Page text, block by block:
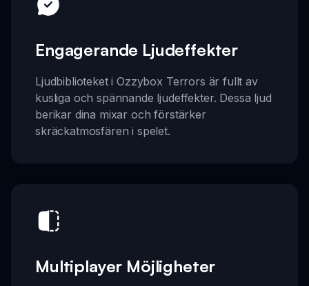
Engagerande Ljudeffekter
Ljudbiblioteket i Ozzybox Terrors är fullt av
kusliga och spännande ljudeffekter. Dessa ljud
berikar dina mixar och förstärker
skräckatmosfären i spelet.
Multiplayer Möjligheter